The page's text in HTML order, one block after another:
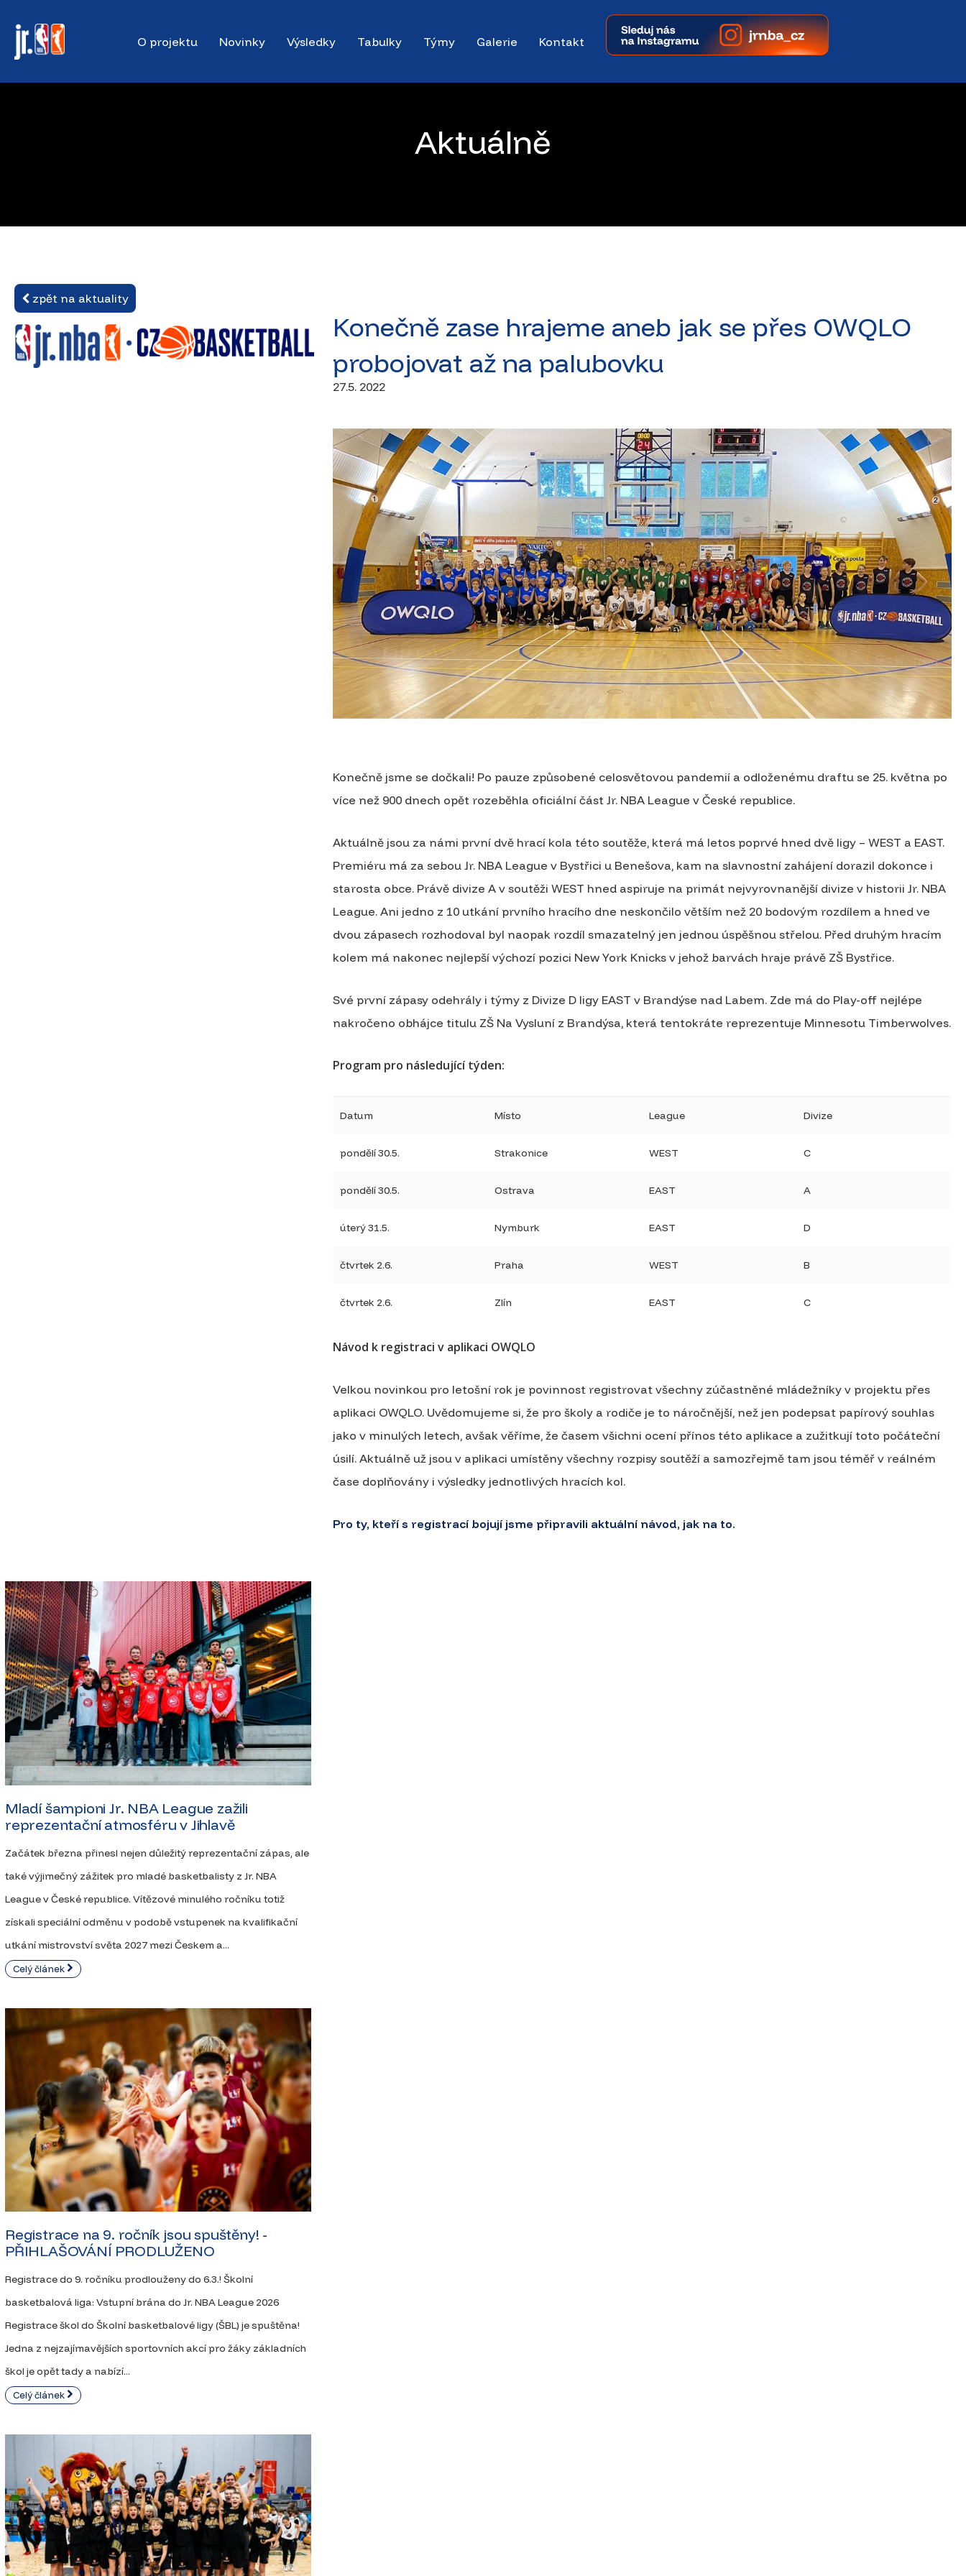
main
content
O projektu Novinky Výsledky Tabulky Týmy Galerie Kontakt
Aktuálně
zpět na aktuality
Konečně zase hrajeme aneb jak se přes OWQLO
probojovat až na palubovku
27.5. 2022
Konečně jsme se dočkali! Po pauze způsobené celosvětovou pandemií a odloženému draftu se 25. května po
více než 900 dnech opět rozeběhla oficiální část Jr. NBA League v České republice.
Aktuálně jsou za námi první dvě hrací kola této soutěže, která má letos poprvé hned dvě ligy – WEST a EAST.
Premiéru má za sebou Jr. NBA League v Bystřici u Benešova, kam na slavnostní zahájení dorazil dokonce i
starosta obce. Právě divize A v soutěži WEST hned aspiruje na primát nejvyrovnanější divize v historii Jr. NBA
League. Ani jedno z 10 utkání prvního hracího dne neskončilo větším než 20 bodovým rozdílem a hned ve
dvou zápasech rozhodoval byl naopak rozdíl smazatelný jen jednou úspěšnou střelou. Před druhým hracím
kolem má nakonec nejlepší výchozí pozici New York Knicks v jehož barvách hraje právě ZŠ Bystřice.
Své první zápasy odehrály i týmy z Divize D ligy EAST v Brandýse nad Labem. Zde má do Play-off nejlépe
nakročeno obhájce titulu ZŠ Na Vysluní z Brandýsa, která tentokráte reprezentuje Minnesotu Timberwolves.
Program pro následující týden:
Datum Místo League Divize
pondělí 30.5. Strakonice WEST C
pondělí 30.5. Ostrava EAST A
úterý 31.5. Nymburk EAST D
čtvrtek 2.6. Praha WEST B
čtvrtek 2.6. Zlín EAST C
Návod k registraci v aplikaci OWQLO
Velkou novinkou pro letošní rok je povinnost registrovat všechny zúčastněné mládežníky v projektu přes
aplikaci OWQLO. Uvědomujeme si, že pro školy a rodiče je to náročnější, než jen podepsat papírový souhlas
jako v minulých letech, avšak věříme, že časem všichni ocení přínos této aplikace a zužitkují toto počáteční
úsilí. Aktuálně už jsou v aplikaci umístěny všechny rozpisy soutěží a samozřejmě tam jsou téměř v reálném
čase doplňovány i výsledky jednotlivých hracích kol.
Pro ty, kteří s registrací bojují jsme připravili aktuální návod, jak na to.
Mladí šampioni Jr. NBA League zažili
reprezentační atmosféru v Jihlavě
Začátek března přinesl nejen důležitý reprezentační zápas, ale
také výjimečný zážitek pro mladé basketbalisty z Jr. NBA
League v České republice. Vítězové minulého ročníku totiž
získali speciální odměnu v podobě vstupenek na kvalifikační
utkání mistrovství světa 2027 mezi Českem a...
Celý článek
Registrace na 9. ročník jsou spuštěny! -
PŘIHLAŠOVÁNÍ PRODLUŽENO
Registrace do 9. ročníku prodlouženy do 6.3.! Školní
basketbalová liga: Vstupní brána do Jr. NBA League 2026
Registrace škol do Školní basketbalové ligy (ŠBL) je spuštěna!
Jedna z nejzajímavějších sportovních akcí pro žáky základních
škol je opět tady a nabízí...
Celý článek